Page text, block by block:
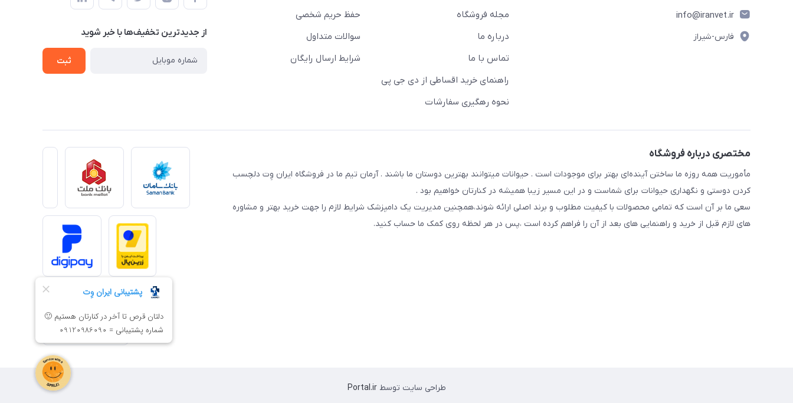
info@iranvet.ir
فارس-شیراز
مجله فروشگاه
درباره ما
تماس با ما
راهنمای خرید اقساطی از دی جی پی
نحوه رهگیری سفارشات
حفظ حریم شخصی
سوالات متداول
شرایط ارسال رایگان
از جدید‌ترین تخفیف‌ها با‌ خبر شوید
ثبت
مختصری درباره فروشگاه
مأموریت همه روزه ما ساختن آینده‌ای بهتر برای موجودات است . حیوانات میتوانند بهترین دوستان ما باشند . آرمان تیم ما در فروشگاه ایران وِت دلچسب
کردن دوستی و نگهداری حیوانات برای شماست و در این مسیر زیبا همیشه در کنارتان خواهیم بود .
سعی ما بر آن است که تمامی محصولات با کیفیت مطلوب و برند اصلی ارائه شوند،همچنین مدیریت یک دامپزشک شرایط لازم را جهت خرید بهتر و مشاوره
های لازم قبل از خرید و راهنمایی های بعد از آن را فراهم کرده است ،پس در هر لحظه روی کمک ما حساب کنید.
طراحی سایت توسطPortal.ir